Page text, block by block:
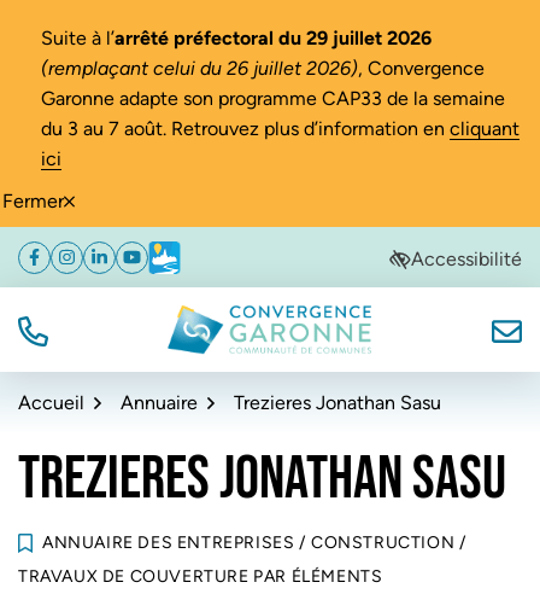
Fermer
Suite à l’arrêté préfectoral du 29 juillet 2026
(remplaçant celui du 26 juillet 2026), Convergence
Garonne adapte son programme CAP33 de la semaine
du 3 au 7 août. Retrouvez plus d’information en cliquant
ici
Aller
navigation
Aller
au
Aller
au
de
Facebook
(ouverture dans un nouvel onglet)
Instagram
(ouverture dans un nouvel onglet)
Linkedin
(ouverture dans un nouvel onglet)
YouTube
(ouverture dans un nouvel onglet)
Météo
(ouverture dans un nouvel onglet)Accessibilité
TÉL. Convergence Garonne
Accueil Annuaire Trezieres Jonathan Sasu
TREZIERES JONATHAN SASU
ANNUAIRE DES ENTREPRISES / CONSTRUCTION /
TRAVAUX DE COUVERTURE PAR ÉLÉMENTS